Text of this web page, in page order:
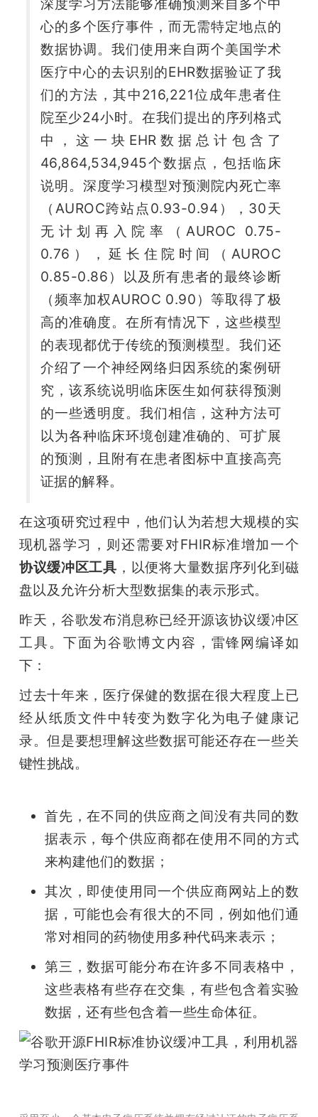
深度学习方法能够准确预测来自多个中
心的多个医疗事件，而无需特定地点的
数据协调。我们使用来自两个美国学术
医疗中心的去识别的EHR数据验证了我
们的方法，其中216,221位成年患者住
院至少24小时。在我们提出的序列格式
中，这一块EHR数据总计包含了
46,864,534,945个数据点，包括临床
说明。深度学习模型对预测院内死亡率
（AUROC跨站点0.93-0.94），30天
无计划再入院率（AUROC 0.75-
0.76），延长住院时间（AUROC
0.85-0.86）以及所有患者的最终诊断
（频率加权AUROC 0.90）等取得了极
高的准确度。在所有情况下，这些模型
的表现都优于传统的预测模型。我们还
介绍了一个神经网络归因系统的案例研
究，该系统说明临床医生如何获得预测
的一些透明度。我们相信，这种方法可
以为各种临床环境创建准确的、可扩展
的预测，且附有在患者图标中直接高亮
证据的解释。
在这项研究过程中，他们认为若想大规模的实
现机器学习，则还需要对FHIR标准增加一个
协议缓冲区工具 ，以便将大量数据序列化到磁
盘以及允许分析大型数据集的表示形式。
昨天，谷歌发布消息称已经开源该协议缓冲区
工具。下面为谷歌博文内容，雷锋网编译如
下：
过去十年来，医疗保健的数据在很大程度上已
经从纸质文件中转变为数字化为电子健康记
录。但是要想理解这些数据可能还存在一些关
键性挑战。
首先，在不同的供应商之间没有共同的数
据表示，每个供应商都在使用不同的方式
来构建他们的数据；
其次，即使使用同一个供应商网站上的数
据，可能也会有很大的不同，例如他们通
常对相同的药物使用多种代码来表示；
第三，数据可能分布在许多不同表格中，
这些表格有些存在交集，有些包含着实验
数据，还有些包含着一些生命体征。